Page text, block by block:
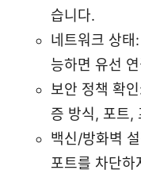
습니다.
네트워크 상태
능하면 유선
보안 정책 확
증 방식, 포트,
백신/방화벽
포트를 차단하